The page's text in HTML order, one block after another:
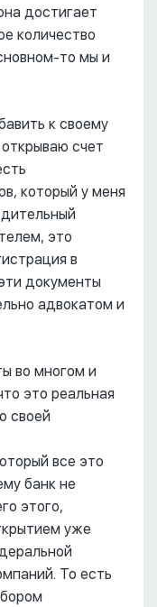
достигает
количество
то мы и
к своему
счет
который у меня
это
в
документы
адвокатом и
во многом и
это реальная
своей
все это
банк не
этого,
уже
То есть